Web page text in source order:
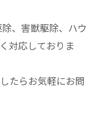
、害獣駆除、ハウ
対応しておりま
たらお気軽にお問